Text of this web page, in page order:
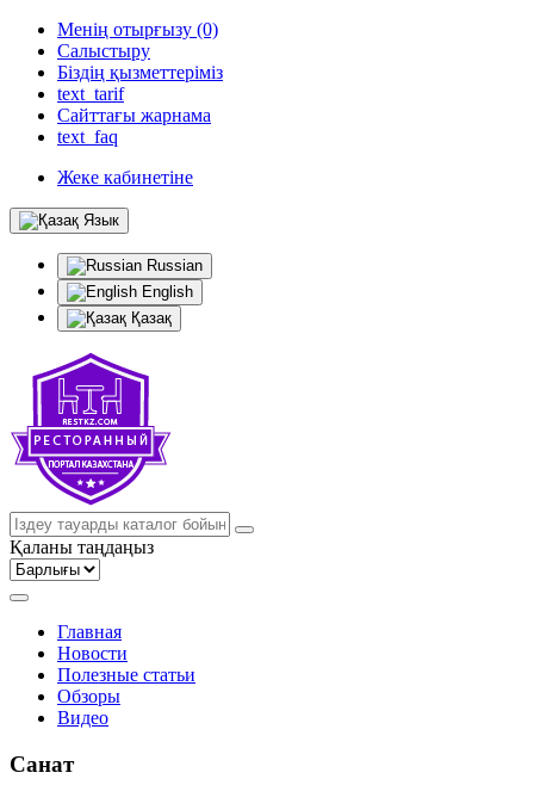
Менің отырғызу (0)
Салыстыру
Біздің қызметтеріміз
text_tarif
Сайттағы жарнама
text_faq
Жеке кабинетіне
Язык
Russian
English
Қазақ
Қаланы таңдаңыз
Главная
Новости
Полезные статьи
Обзоры
Видео
Санат